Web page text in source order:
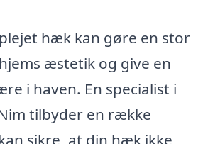
hæk kan gøre en stor
æstetik og give en
i haven. En specialist i
tilbyder en række